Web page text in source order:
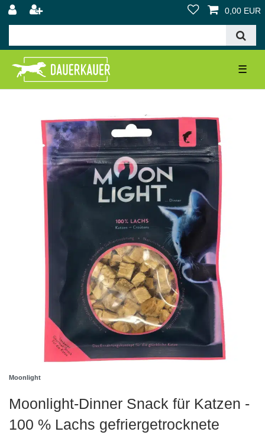
0,00 EUR
☰
Moonlight
Moonlight-Dinner Snack für Katzen -
100 % Lachs gefriergetrocknete